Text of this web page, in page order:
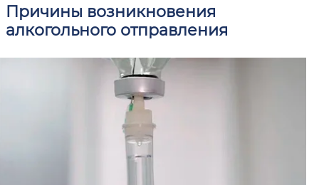
Причины возникновения
алкогольного отправления